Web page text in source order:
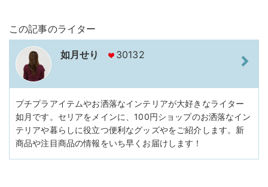
この記事のライター
如月せり 30132
プチプラアイテムやお洒落なインテリアが大好きなライター
如月です。セリアをメインに、100円ショップのお洒落なイン
テリアや暮らしに役立つ便利なグッズやをご紹介します。新
商品や注目商品の情報をいち早くお届けします！